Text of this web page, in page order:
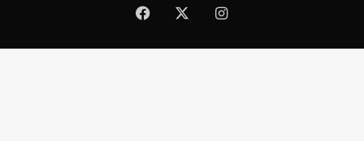
Facebook Instagram